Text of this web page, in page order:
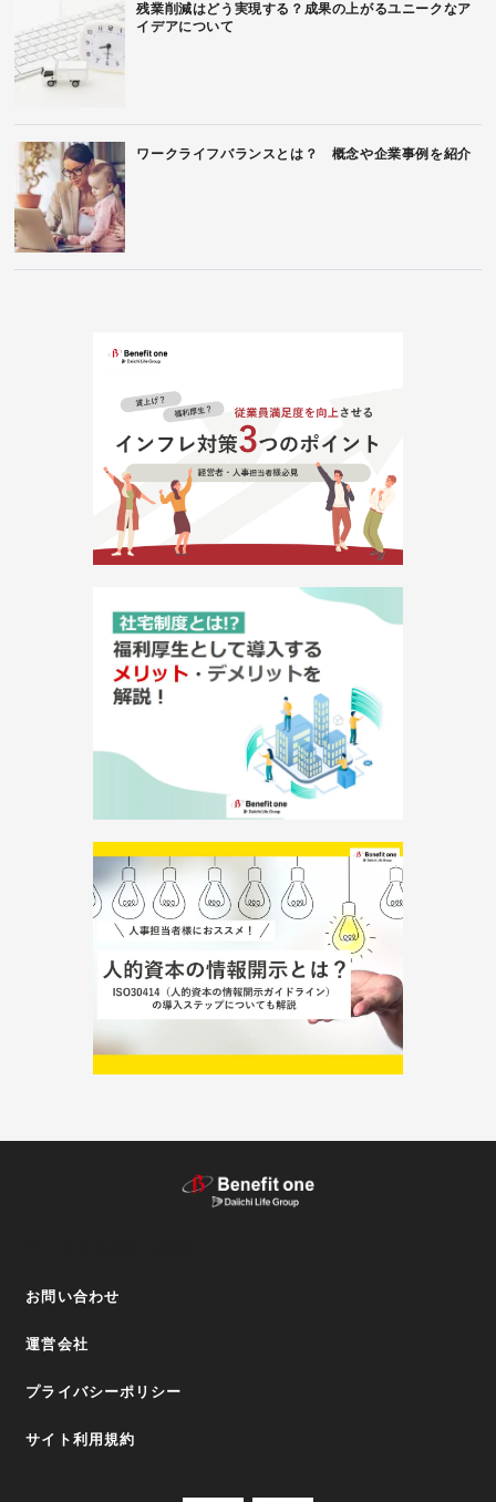
残業削減はどう実現する？成果の上がるユニークなア
イデアについて
ワークライフバランスとは？ 概念や企業事例を紹介
お問い合わせ
運営会社
プライバシーポリシー
サイト利用規約